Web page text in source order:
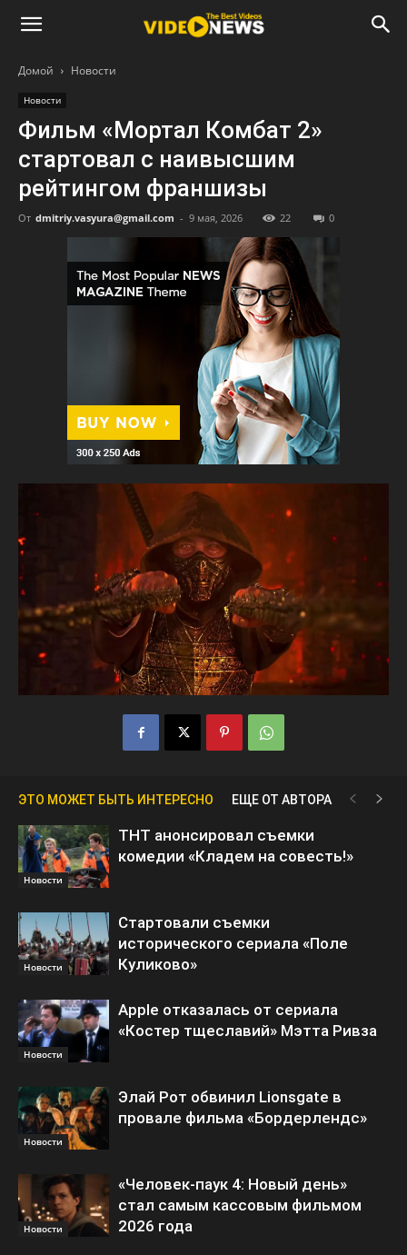
Домой Новости
Новости
Фильм «Мортал Комбат 2»
стартовал с наивысшим
рейтингом франшизы
От dmitriy.vasyura@gmail.com - 9 мая, 2026 22 0
ЭТО МОЖЕТ БЫТЬ ИНТЕРЕСНО ЕЩЕ ОТ АВТОРА
Новости
ТНТ анонсировал съемки
комедии «Кладем на совесть!»
Новости
Стартовали съемки
исторического сериала «Поле
Куликово»
Новости
Apple отказалась от сериала
«Костер тщеславий» Мэтта Ривза
Новости
Элай Рот обвинил Lionsgate в
провале фильма «Бордерлендс»
Новости
«Человек-паук 4: Новый день»
стал самым кассовым фильмом
2026 года